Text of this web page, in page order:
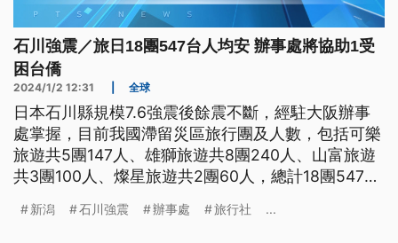
石川強震／旅日18團547台人均安 辦事處將協助1受
困台僑
2024/1/2 12:31 全球
日本石川縣規模7.6強震後餘震不斷，經駐大阪辦事
處掌握，目前我國滯留災區旅行團及人數，包括可樂
旅遊共5團147人、雄獅旅遊共8團240人、山富旅遊
共3團100人、燦星旅遊共2團60人，總計18團547
達慰問外，也將隨時提供國人各項必要協助。
新潟 石川強震 辦事處 旅行社 ...